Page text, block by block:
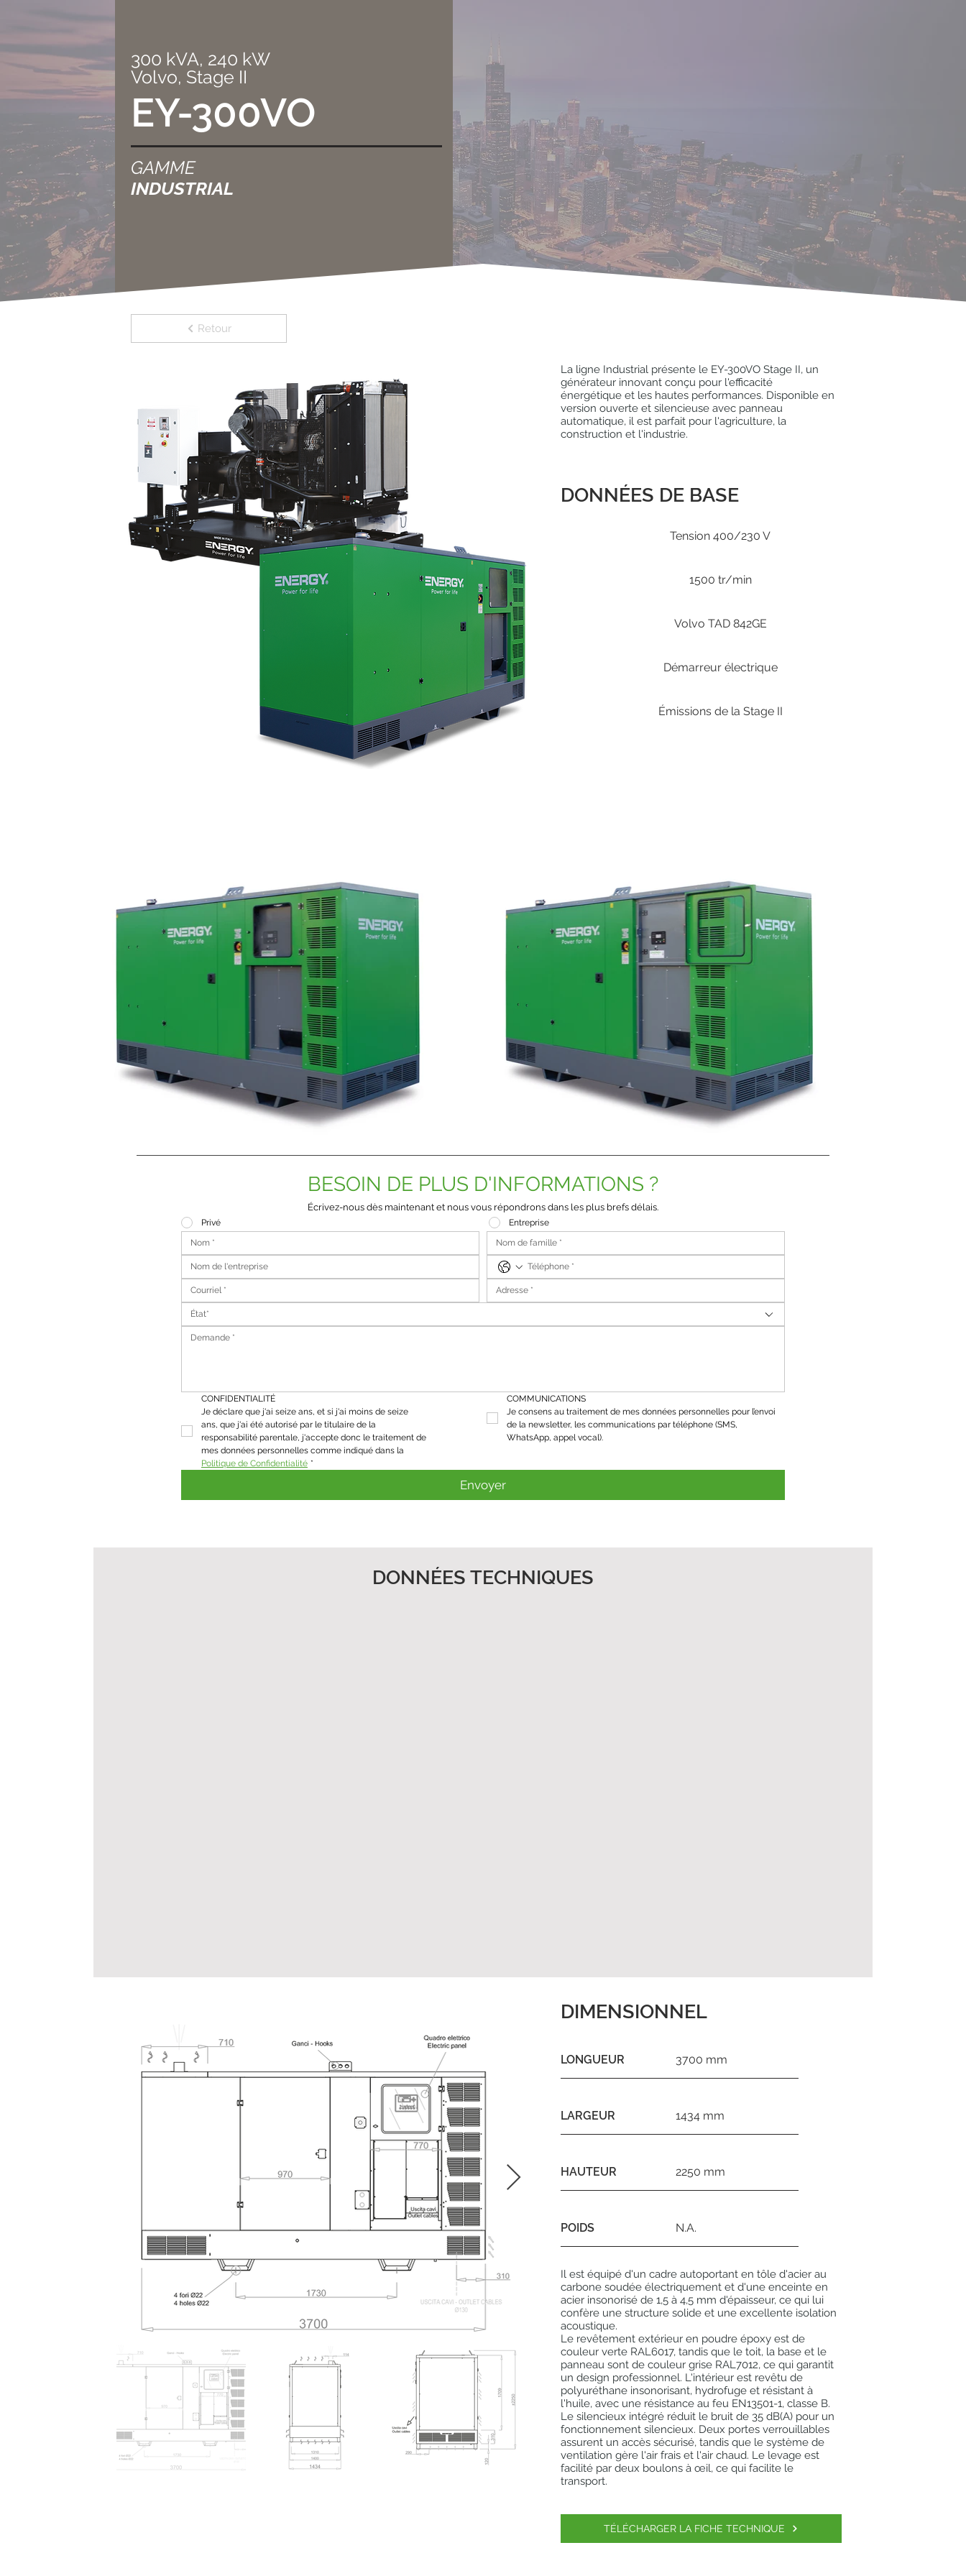
300 kVA, 240 kW
Volvo, Stage II
EY-300VO
GAMME
INDUSTRIAL
Retour
La ligne Industrial présente le EY-300VO Stage II, un
générateur innovant conçu pour l'efficacité
énergétique et les hautes performances. Disponible en
version ouverte et silencieuse avec panneau
automatique, il est parfait pour l'agriculture, la
construction et l'industrie.
DONNÉES DE BASE
Tension 400/230 V
1500 tr/min
Volvo TAD 842GE
Démarreur électrique
Émissions de la Stage II
BESOIN DE PLUS D'INFORMATIONS ?
Écrivez-nous dès maintenant et nous vous répondrons dans les plus brefs délais.
Privé Entreprise
État*
CONFIDENTIALITÉ
Je déclare que j'ai seize ans, et si j'ai moins de seize
ans, que j'ai été autorisé par le titulaire de la
responsabilité parentale, j'accepte donc le traitement de
Politique de Confidentialité *
COMMUNICATIONS
Je consens au traitement de mes données personnelles pour l’envoi
de la newsletter, les communications par téléphone (SMS,
WhatsApp, appel vocal).
Envoyer
DONNÉES TECHNIQUES
DIMENSIONNEL
LONGUEUR 3700 mm
LARGEUR 1434 mm
HAUTEUR 2250 mm
POIDS N.A.
Il est équipé d'un cadre autoportant en tôle d'acier au
carbone soudée électriquement et d'une enceinte en
acier insonorisé de 1,5 à 4,5 mm d'épaisseur, ce qui lui
confère une structure solide et une excellente isolation
acoustique.
Le revêtement extérieur en poudre époxy est de
couleur verte RAL6017, tandis que le toit, la base et le
panneau sont de couleur grise RAL7012, ce qui garantit
un design professionnel. L'intérieur est revêtu de
polyuréthane insonorisant, hydrofuge et résistant à
l'huile, avec une résistance au feu EN13501-1, classe B.
Le silencieux intégré réduit le bruit de 35 dB(A) pour un
fonctionnement silencieux. Deux portes verrouillables
assurent un accès sécurisé, tandis que le système de
ventilation gère l'air frais et l'air chaud. Le levage est
facilité par deux boulons à œil, ce qui facilite le
transport.
TÉLÉCHARGER LA FICHE TECHNIQUE